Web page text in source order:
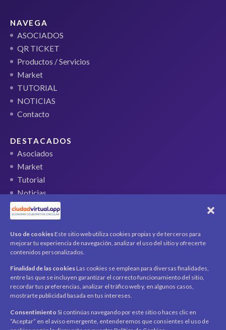
Uso de cookies Este sitio web utiliza cookies propias y de terceros para
mejorar tu experiencia de navegación, analizar el uso del sitio y ofrecerte
contenidos personalizados.
Finalidad de las cookies Las cookies se emplean para diversas finalidades,
entre las que se incluyen garantizar el correcto funcionamiento del sitio,
recordar tus preferencias, analizar el tráfico web y, en algunos casos,
mostrarte publicidad basada en tus intereses.
Consentimiento Si continúas navegando por este sitio o haces clic en
“Aceptar” en el aviso emergente, entenderemos que consientes el uso de
NAVEGA
ASOCIADOS
QR TICKET
Productos / Servicios
Market
TUTORIAL
NOTICIAS
Contacto
DESTACADOS
Asociados
Market
Tutorial
Noticias
QR Ticket
CUENTA
Mi cuenta
Productos / Servicios
Asociados
Acerca deContactoNoticias
SÍGUENOS